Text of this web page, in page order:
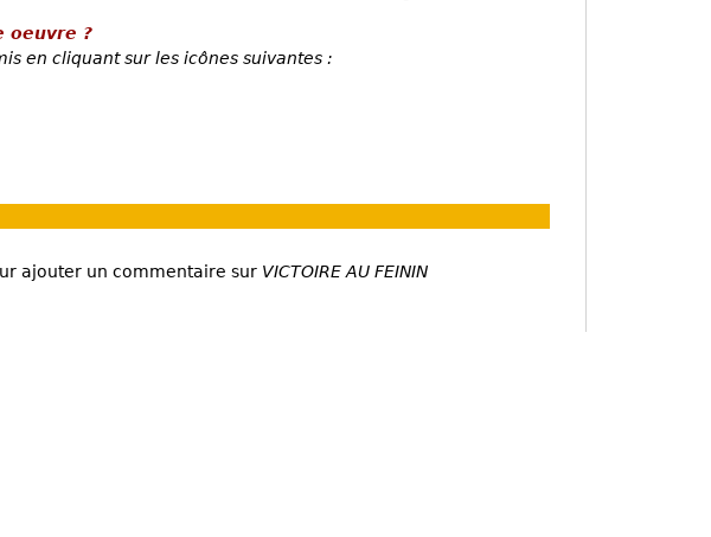
oeuvre ?
en cliquant sur les icônes suivantes :
ajouter un commentaire sur VICTOIRE AU FEININ